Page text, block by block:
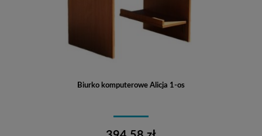
Biurko komputerowe Alicja 1-os